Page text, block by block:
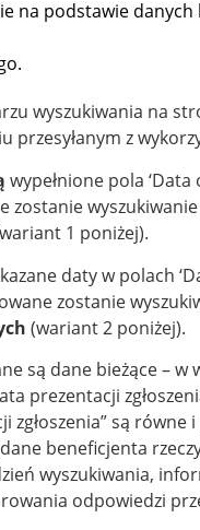
na podstawie
wyszukiwania na
przesyłanym z
wypełnione pola ‘Data
zostanie
1 poniżej).
daty w polach
zostanie
(wariant 2 poniżej).
są dane bieżące – w
prezentacji
zgłoszenia” są równe
beneficjenta
wyszukiwania,
odpowiedzi